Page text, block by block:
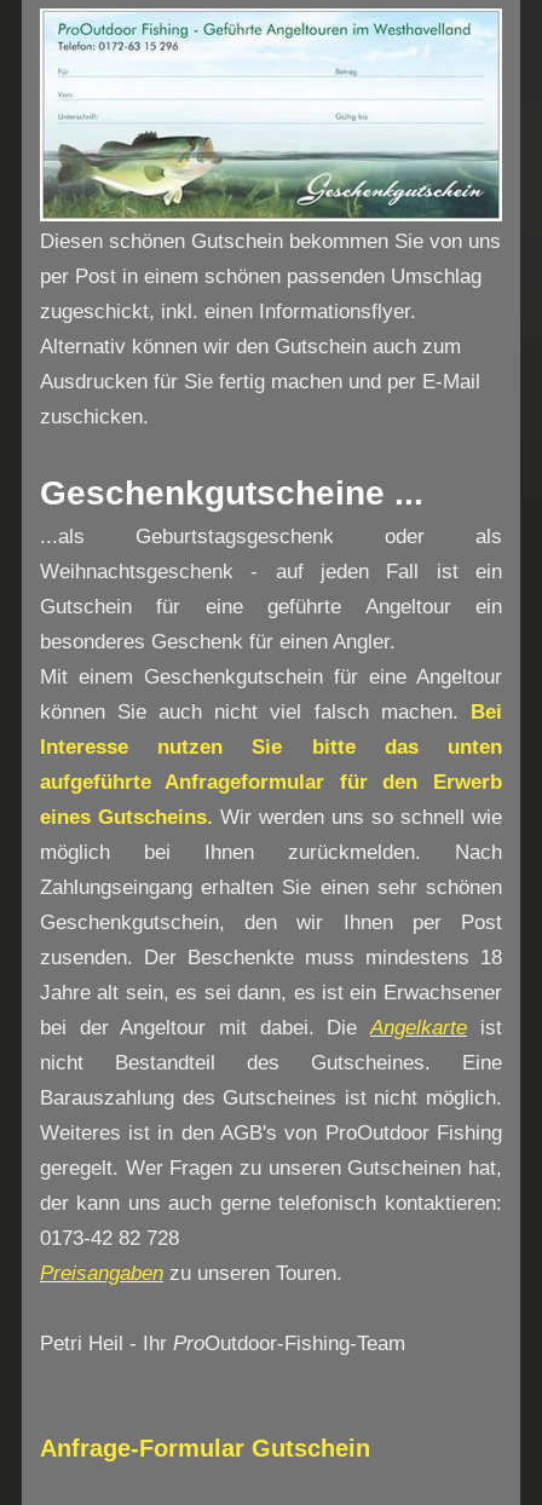
Diesen schönen Gutschein bekommen Sie von uns
per Post in einem schönen passenden Umschlag
zugeschickt, inkl. einen Informationsflyer.
Alternativ können wir den Gutschein auch zum
Ausdrucken für Sie fertig machen und per E-Mail
zuschicken.
Geschenkgutscheine ...
...als Geburtstagsgeschenk oder als
Weihnachtsgeschenk - auf jeden Fall ist ein
Gutschein für eine geführte Angeltour ein
besonderes Geschenk für einen Angler.
Mit einem Geschenkgutschein für eine Angeltour
können Sie auch nicht viel falsch machen. Bei
Interesse nutzen Sie bitte das unten
aufgeführte Anfrageformular für den Erwerb
eines Gutscheins. Wir werden uns so schnell wie
möglich bei Ihnen zurückmelden. Nach
Zahlungseingang erhalten Sie einen sehr schönen
Geschenkgutschein, den wir Ihnen per Post
zusenden. Der Beschenkte muss mindestens 18
Jahre alt sein, es sei dann, es ist ein Erwachsener
bei der Angeltour mit dabei. Die Angelkarteist
nicht Bestandteil des Gutscheines. Eine
Barauszahlung des Gutscheines ist nicht möglich.
Weiteres ist in den AGB's von ProOutdoor Fishing
geregelt. Wer Fragen zu unseren Gutscheinen hat,
der kann uns auch gerne telefonisch kontaktieren:
0173-42 82 728
Preisangabenzu unseren Touren.
Petri Heil - Ihr ProOutdoor-Fishing-Team
Anfrage-Formular Gutschein